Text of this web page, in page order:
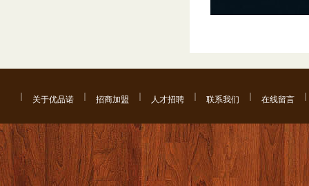
关于优品诺 招商加盟 人才招聘 联系我们 在线留言